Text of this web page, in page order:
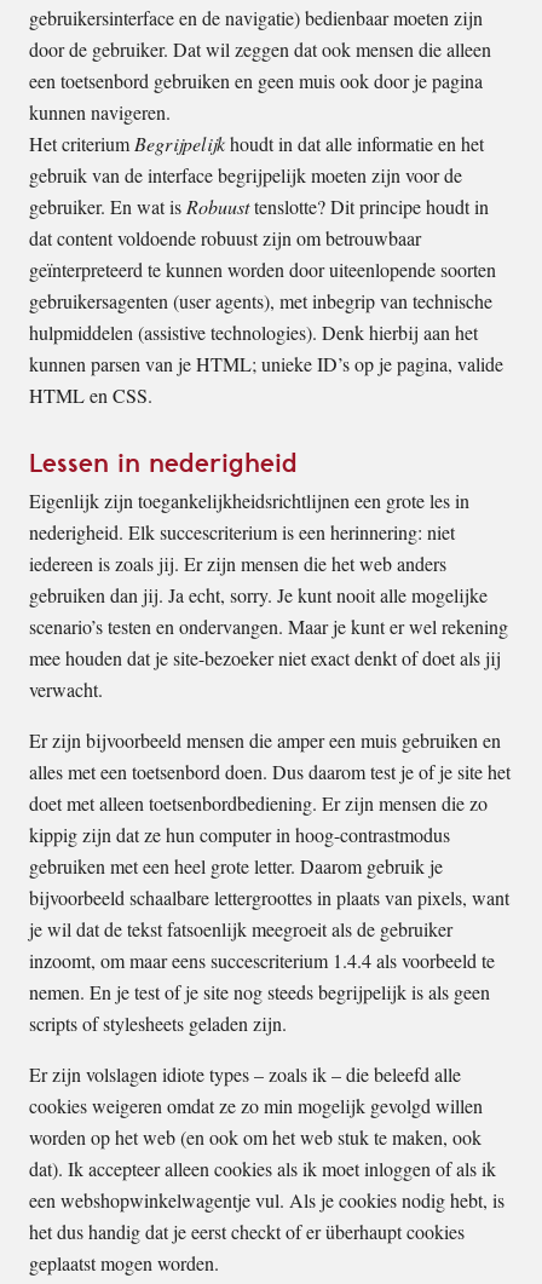
gebruikersinterface en de navigatie) bedienbaar moeten zijn
door de gebruiker. Dat wil zeggen dat ook mensen die alleen
een toetsenbord gebruiken en geen muis ook door je pagina
kunnen navigeren.
Het criterium Begrijpelijkhoudt in dat alle informatie en het
gebruik van de interface begrijpelijk moeten zijn voor de
gebruiker. En wat is Robuusttenslotte? Dit principe houdt in
dat content voldoende robuust zijn om betrouwbaar
geïnterpreteerd te kunnen worden door uiteenlopende soorten
gebruikersagenten (user agents), met inbegrip van technische
hulpmiddelen (assistive technologies). Denk hierbij aan het
kunnen parsen van je HTML; unieke ID’s op je pagina, valide
HTML en CSS.
Lessen in nederigheid
Eigenlijk zijn toegankelijkheidsrichtlijnen een grote les in
nederigheid. Elk succescriterium is een herinnering: niet
iedereen is zoals jij. Er zijn mensen die het web anders
gebruiken dan jij. Ja echt, sorry. Je kunt nooit alle mogelijke
scenario’s testen en ondervangen. Maar je kunt er wel rekening
mee houden dat je site-bezoeker niet exact denkt of doet als jij
verwacht.
Er zijn bijvoorbeeld mensen die amper een muis gebruiken en
alles met een toetsenbord doen. Dus daarom test je of je site het
doet met alleen toetsenbordbediening. Er zijn mensen die zo
kippig zijn dat ze hun computer in hoog-contrastmodus
gebruiken met een heel grote letter. Daarom gebruik je
bijvoorbeeld schaalbare lettergroottes in plaats van pixels, want
je wil dat de tekst fatsoenlijk meegroeit als de gebruiker
inzoomt, om maar eens succescriterium 1.4.4 als voorbeeld te
nemen. En je test of je site nog steeds begrijpelijk is als geen
scripts of stylesheets geladen zijn.
Er zijn volslagen idiote types – zoals ik – die beleefd alle
cookies weigeren omdat ze zo min mogelijk gevolgd willen
worden op het web (en ook om het web stuk te maken, ook
dat). Ik accepteer alleen cookies als ik moet inloggen of als ik
een webshopwinkelwagentje vul. Als je cookies nodig hebt, is
het dus handig dat je eerst checkt of er überhaupt cookies
geplaatst mogen worden.